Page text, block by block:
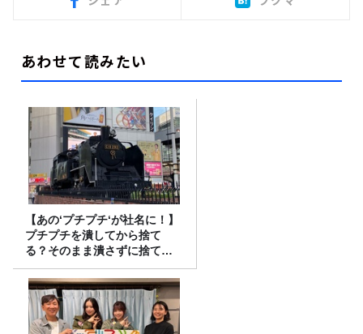
あわせて読みたい
【あの‘プチプチ‘が社名に！】
プチプチを潰してから捨て
る？そのまま潰さずに捨て
る？